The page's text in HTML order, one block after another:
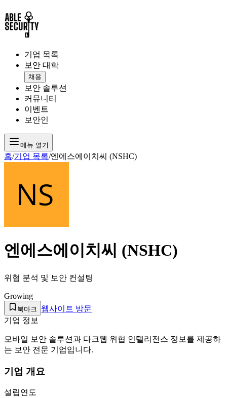
기업 목록
보안 대학
채용
보안 솔루션
커뮤니티
이벤트
보안인
메뉴 열기
홈/기업 목록/엔에스에이치씨 (NSHC)
엔에스에이치씨 (NSHC)
위협 분석 및 보안 컨설팅
Growing
북마크
웹사이트 방문
기업 정보
모바일 보안 솔루션과 다크웹 위협 인텔리전스 정보를 제공하
는 보안 전문 기업입니다.
기업 개요
설립연도